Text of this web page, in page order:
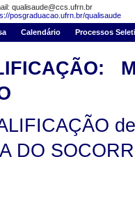
qualisaude@ccs.ufrn.br
posgraduacao.ufrn.br/qualisaude
Calendário Processos
DO